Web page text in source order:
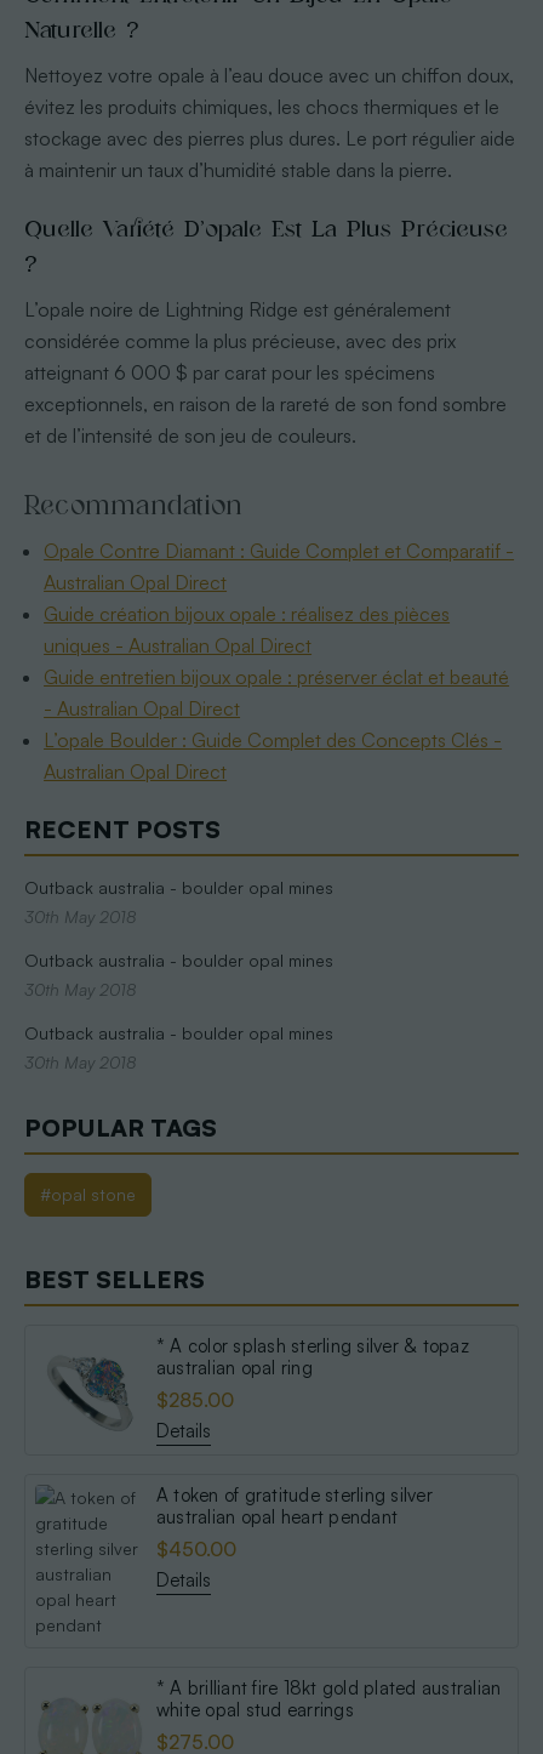
RECENT POSTS
Outback australia - boulder opal mines
30th May 2018
Outback australia - boulder opal mines
30th May 2018
Outback australia - boulder opal mines
30th May 2018
POPULAR TAGS
#opal stone
BEST SELLERS
* A color splash sterling silver & topaz
australian opal ring
$285.00
Details
A token of gratitude sterling silver
australian opal heart pendant
$450.00
Details
* A brilliant fire 18kt gold plated australian
white opal stud earrings
$275.00
Naturelle ?
Nettoyez votre opale à l’eau douce avec un chiffon doux,
évitez les produits chimiques, les chocs thermiques et le
stockage avec des pierres plus dures. Le port régulier aide
à maintenir un taux d’humidité stable dans la pierre.
Quelle Variété D’opale Est La Plus Précieuse
?
L’opale noire de Lightning Ridge est généralement
considérée comme la plus précieuse, avec des prix
atteignant 6 000 $ par carat pour les spécimens
exceptionnels, en raison de la rareté de son fond sombre
et de l’intensité de son jeu de couleurs.
Recommandation
Opale Contre Diamant : Guide Complet et Comparatif -
Australian Opal Direct
Guide création bijoux opale : réalisez des pièces
uniques - Australian Opal Direct
Guide entretien bijoux opale : préserver éclat et beauté
- Australian Opal Direct
L’opale Boulder : Guide Complet des Concepts Clés -
Australian Opal Direct